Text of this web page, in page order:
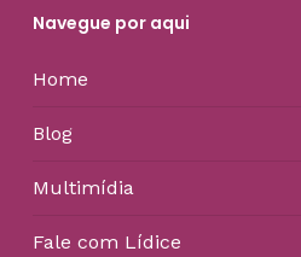
Navegue por aqui
Home
Blog
Multimídia
Fale com Lídice